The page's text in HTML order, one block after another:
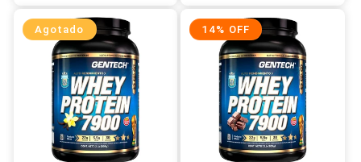
Agotado 14% OFF